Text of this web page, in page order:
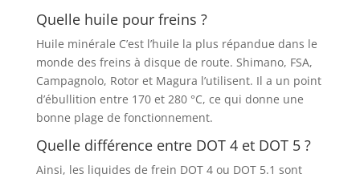
Quelle huile pour freins ?
Huile minérale C’est l’huile la plus répandue dans le
monde des freins à disque de route. Shimano, FSA,
Campagnolo, Rotor et Magura l’utilisent. Il a un point
d’ébullition entre 170 et 280 °C, ce qui donne une
bonne plage de fonctionnement.
Quelle différence entre DOT 4 et DOT 5 ?
Ainsi, les liquides de frein DOT 4 ou DOT 5.1 sont